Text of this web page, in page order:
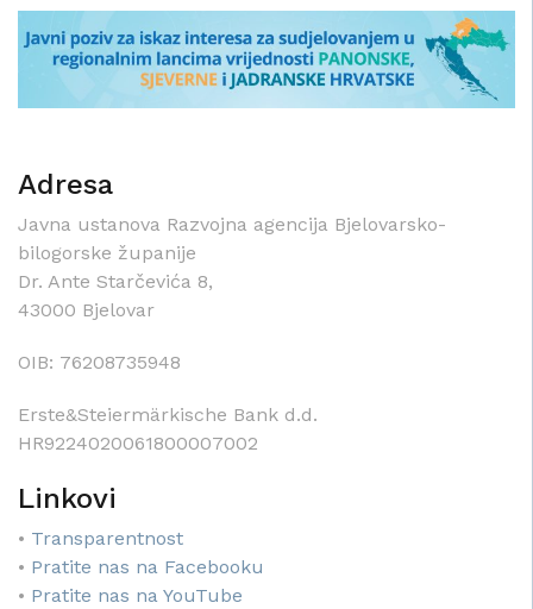
Adresa
Javna ustanova Razvojna agencija Bjelovarsko-
bilogorske županije
Dr. Ante Starčevića 8,
43000 Bjelovar
OIB: 76208735948
Erste&Steiermärkische Bank d.d.
HR9224020061800007002
Linkovi
• Transparentnost
• Pratite nas na Facebooku
• Pratite nas na YouTube